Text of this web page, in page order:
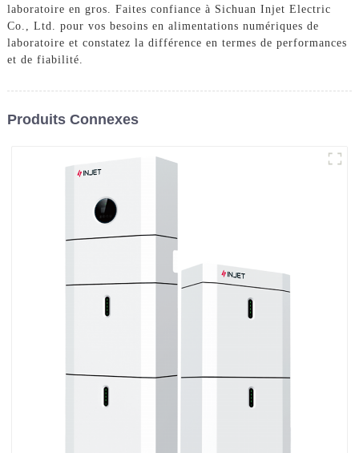
laboratoire en gros. Faites confiance à Sichuan Injet Electric
Co., Ltd. pour vos besoins en alimentations numériques de
laboratoire et constatez la différence en termes de performances
et de fiabilité.
Produits Connexes